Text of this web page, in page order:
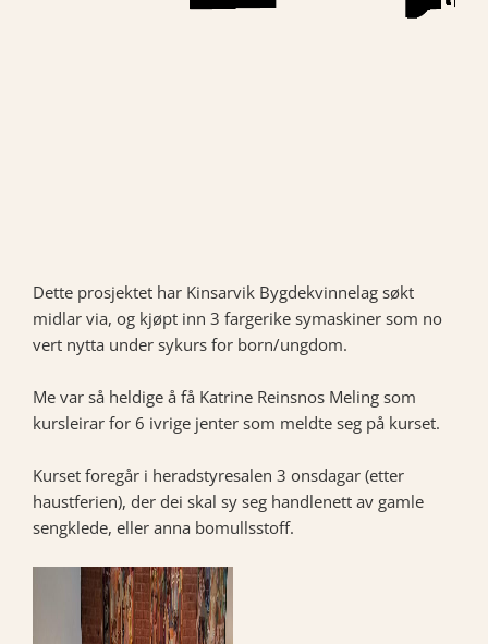
Dette prosjektet har Kinsarvik Bygdekvinnelag søkt
midlar via, og kjøpt inn 3 fargerike symaskiner som no
vert nytta under sykurs for born/ungdom.
Me var så heldige å få Katrine Reinsnos Meling som
kursleirar for 6 ivrige jenter som meldte seg på kurset.
Kurset foregår i heradstyresalen 3 onsdagar (etter
haustferien), der dei skal sy seg handlenett av gamle
sengklede, eller anna bomullsstoff.